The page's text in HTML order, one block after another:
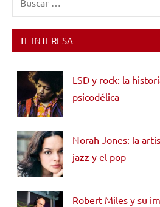
TE INTERESA
LSD y rock: la
psicodélica
Norah Jones: la
jazz y el pop
Robert Miles y su